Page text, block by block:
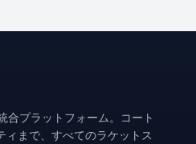
合プラットフォーム。コート
まで、すべてのラケットス